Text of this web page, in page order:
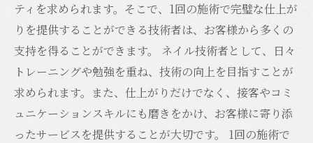
ティを求められます。そこで、1回の施術で完璧な仕上が
りを提供することができる技術者は、お客様から多くの
支持を得ることができます。 ネイル技術者として、日々
トレーニングや勉強を重ね、技術の向上を目指すことが
求められます。また、仕上がりだけでなく、接客やコミ
ュニケーションスキルにも磨きをかけ、お客様に寄り添
ったサービスを提供することが大切です。 1回の施術で